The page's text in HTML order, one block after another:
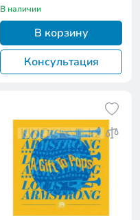
В наличии
В корзину
Консультация